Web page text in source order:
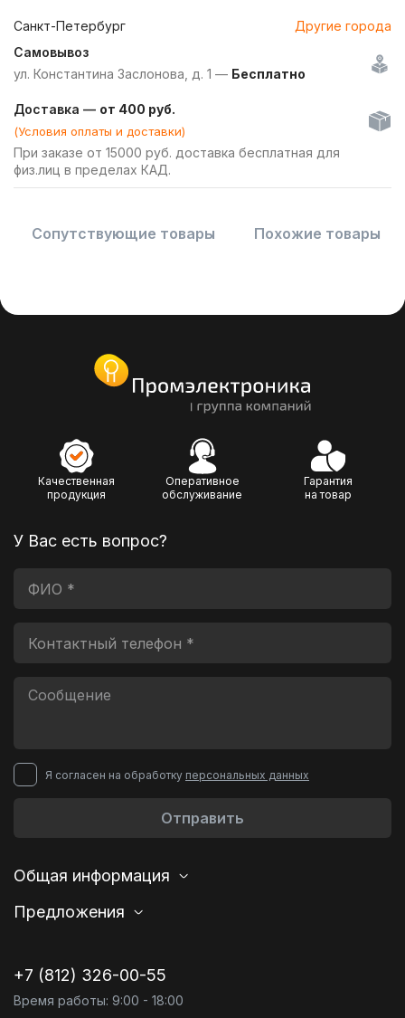
Санкт-Петербург
Другие города
Самовывоз
ул. Константина Заслонова, д. 1 — Бесплатно
Доставка — от 400 руб.
(Условия оплаты и доставки)
При заказе от 15000 руб. доставка бесплатная для
физ.лиц в пределах КАД.
Сопутствующие товары Похожие товары
Качественная
продукция
Оперативное
обслуживание
Гарантия
на товар
У Вас есть вопрос?
Я согласен на обработку персональных данных
Отправить
Общая информация
Предложения
+7 (812) 326-00-55
Время работы: 9:00 - 18:00